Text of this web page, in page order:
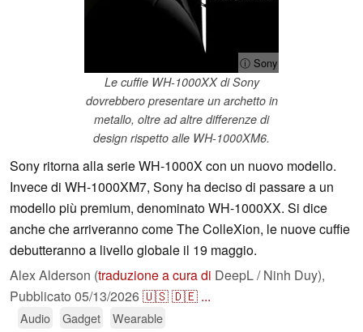
ⓘ Sony
Le cuffie WH-1000XX di Sony
dovrebbero presentare un archetto in
metallo, oltre ad altre differenze di
design rispetto alle WH-1000XM6.
Sony ritorna alla serie WH-1000X con un nuovo modello.
Invece di WH-1000XM7, Sony ha deciso di passare a un
modello più premium, denominato WH-1000XX. Si dice
anche che arriveranno come The ColleXion, le nuove cuffie
debutteranno a livello globale il 19 maggio.
Alex Alderson (traduzione a cura di DeepL / Ninh Duy),
Pubblicato 05/13/2026🇺🇸🇩🇪 ...
Audio Gadget Wearable